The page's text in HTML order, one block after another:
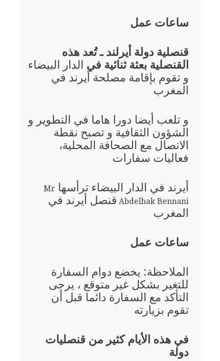
ساعات عمل
قنصلية دولة أيرلند ـ تُعد هذه
القنصلية بعثة ثنائية في الدار البيضاء
و تقوم بإقامة مصلحة أيرند في
المغرب
و تلعب أيضا دورا هاما في التطوير و
الشؤون الثقافية و تصبح نقطة
الاتصال مع الصحافة المحلية،
فعاليات سفارات
أيرند في الدار البيضاء ترأسها Mr
Abdelhak Bennani قنصل أيرند في
المغرب
ساعات عمل
الملاحظة: يخضع دوام السفارة
للتغير بشكل غير متوقع ، يرجى
التأكد مع السفارة دائما قبل أن
تقوم بزيارته
في هذه الأيام كثير من قنصليات
دولة